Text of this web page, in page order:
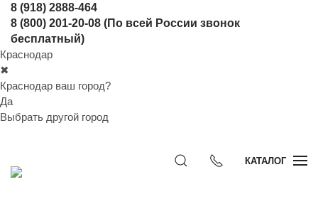
8 (918) 2888-464
8 (800) 201-20-08 (По всей России звонок
бесплатный)
Краснодар
✖
Краснодар ваш город?
Да
Выбрать другой город
КАТАЛОГ